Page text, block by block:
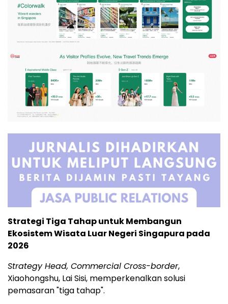
Strategi Tiga Tahap untuk Membangun
Ekosistem Wisata Luar Negeri Singapura pada
2026
Strategy Head, Commercial Cross-border,
Xiaohongshu, Lai Sisi, memperkenalkan solusi
pemasaran "tiga tahap".